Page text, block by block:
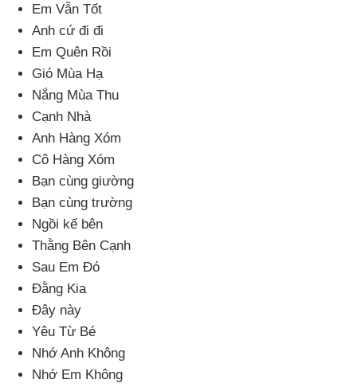
Em Vẫn Tốt
Anh cứ đi đi
Em Quên Rồi
Gió Mùa Hạ
Nắng Mùa Thu
Cạnh Nhà
Anh Hàng Xóm
Cô Hàng Xóm
Bạn cùng giường
Bạn cùng trường
Ngồi kế bên
Thằng Bên Cạnh
Sau Em Đó
Đằng Kia
Đây này
Yêu Từ Bé
Nhớ Anh Không
Nhớ Em Không